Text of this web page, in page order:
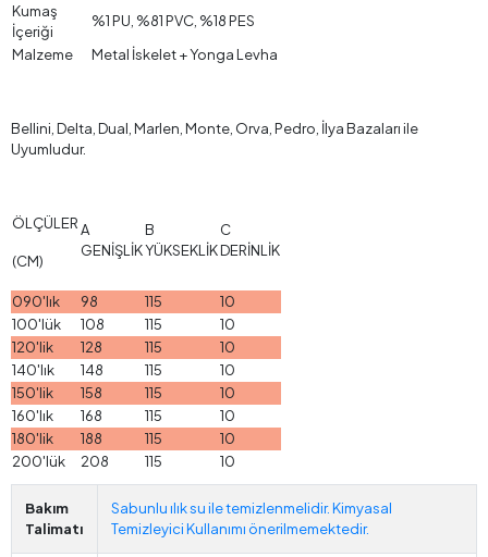
Kumaş
İçeriği
%1 PU, %81 PVC, %18 PES
Malzeme
Metal İskelet + Yonga Levha
Bellini, Delta, Dual, Marlen, Monte, Orva, Pedro, İlya Bazaları ile
Uyumludur.
ÖLÇÜLER
(CM)
A
GENİŞLİK
B
YÜKSEKLİK
C
DERİNLİK
090'lık 98 115
10
100'lük
108 115
10
120'lik
128 115
10
140'lık
148 115
10
150'lik
158 115
10
160'lık
168 115
10
180'lik
188 115
10
200'lük
208 115 10
Bakım
Talimatı
Sabunlu ılık su ile temizlenmelidir. Kimyasal
Temizleyici Kullanımı önerilmemektedir.